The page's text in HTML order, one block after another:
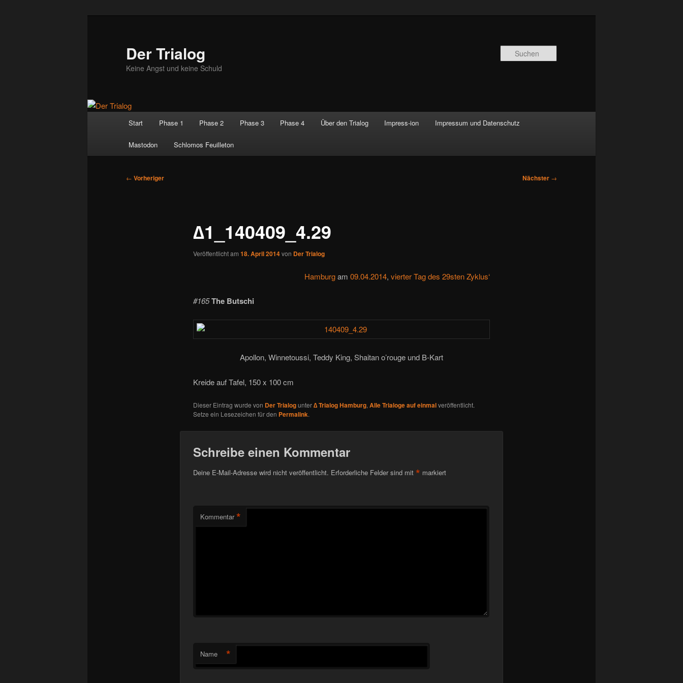
Der Trialog
Keine Angst und keine Schuld
Start Phase 1 Phase 2 Phase 3 Phase 4 Über den Trialog Impress-ion Impressum und Datenschutz
Mastodon Schlomos Feuilleton
Beitragsnavigation
← Vorheriger Nächster →
∆1_140409_4.29
Veröffentlicht am 18. April 2014von Der Trialog
Hamburgam09.04.2014,vierter Tag des 29sten Zyklus‘
#165The Butschi
Apollon, Winnetoussi, Teddy King, Shaitan o’rouge und B-Kart
Kreide auf Tafel, 150 x 100 cm
Dieser Eintrag wurde von Der Trialogunter∆ Trialog Hamburg, Alle Trialoge auf einmalveröffentlicht.
Setze ein Lesezeichen für den Permalink.
Schreibe einen Kommentar
Deine E-Mail-Adresse wird nicht veröffentlicht. Erforderliche Felder sind mit * markiert
Kommentar *
Name *